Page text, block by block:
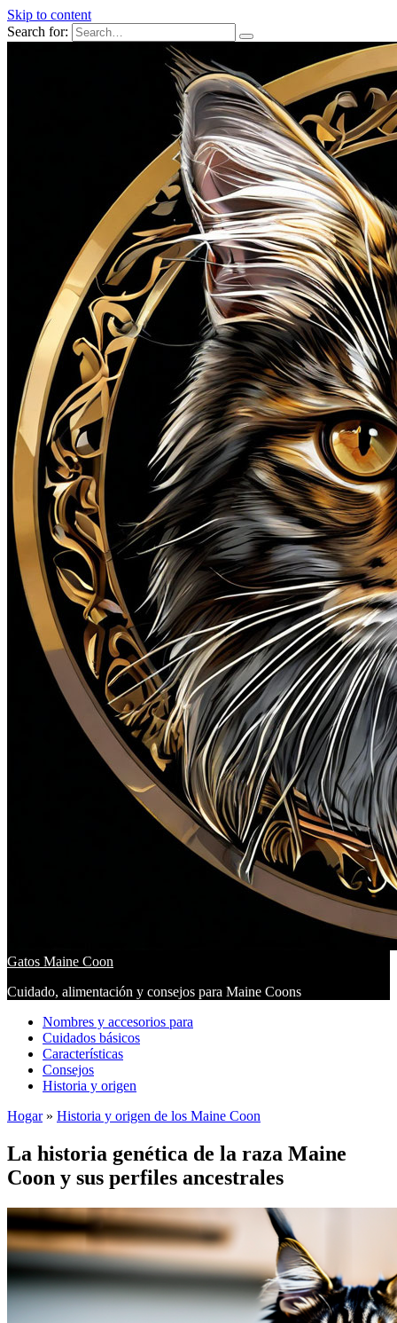
Skip to content
Search for:
Gatos Maine Coon
Cuidado, alimentación y consejos para Maine Coons
Nombres y accesorios para
Cuidados básicos
Características
Consejos
Historia y origen
Hogar» Historia y origen de los Maine Coon
La historia genética de la raza Maine
Coon y sus perfiles ancestrales